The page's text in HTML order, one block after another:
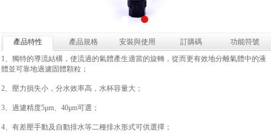
產品特性 產品規格 安裝與使用 訂購碼
功能符號
1、獨特的導流結構，使流過的氣體產生適當的旋轉，從而更有效地分離氣體中的液
體並可靠地過濾固體顆粒；
2、壓力損失小，分水效率高，水杯容量大；
3、過濾精度5μm、40μm可選；
4、有差壓手動及自動排水等二種排水形式可供選擇；